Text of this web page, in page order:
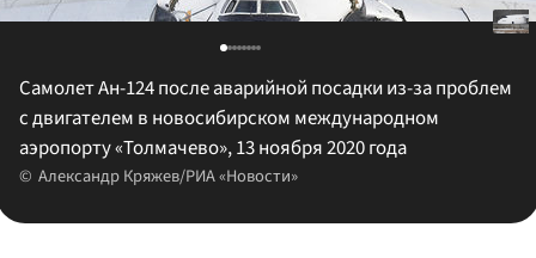
Самолет Ан-124 после аварийной посадки из-за проблем
с двигателем в новосибирском международном
аэропорту «Толмачево», 13 ноября 2020 года
Александр Кряжев/РИА «Новости»